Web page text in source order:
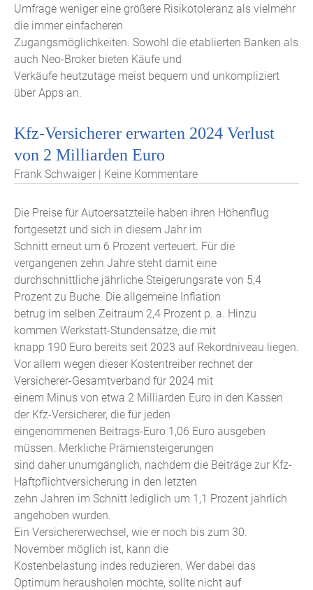
Umfrage weniger eine größere Risikotoleranz als vielmehr
die immer einfacheren
Zugangsmöglichkeiten. Sowohl die etablierten Banken als
auch Neo-Broker bieten Käufe und
Verkäufe heutzutage meist bequem und unkompliziert
über Apps an.
Kfz-Versicherer erwarten 2024 Verlust
von 2 Milliarden Euro
Frank Schwaiger | Keine Kommentare
Die Preise für Autoersatzteile haben ihren Höhenflug
fortgesetzt und sich in diesem Jahr im
Schnitt erneut um 6 Prozent verteuert. Für die
vergangenen zehn Jahre steht damit eine
durchschnittliche jährliche Steigerungsrate von 5,4
Prozent zu Buche. Die allgemeine Inflation
betrug im selben Zeitraum 2,4 Prozent p. a. Hinzu
kommen Werkstatt-Stundensätze, die mit
knapp 190 Euro bereits seit 2023 auf Rekordniveau liegen.
Vor allem wegen dieser Kostentreiber rechnet der
Versicherer-Gesamtverband für 2024 mit
einem Minus von etwa 2 Milliarden Euro in den Kassen
der Kfz-Versicherer, die für jeden
eingenommenen Beitrags-Euro 1,06 Euro ausgeben
müssen. Merkliche Prämiensteigerungen
sind daher unumgänglich, nachdem die Beiträge zur Kfz-
Haftpflichtversicherung in den letzten
zehn Jahren im Schnitt lediglich um 1,1 Prozent jährlich
angehoben wurden.
Ein Versichererwechsel, wie er noch bis zum 30.
November möglich ist, kann die
Kostenbelastung indes reduzieren. Wer dabei das
Optimum herausholen möchte, sollte nicht auf